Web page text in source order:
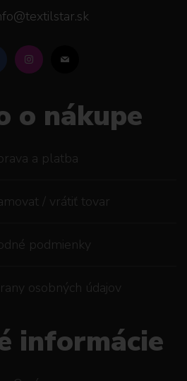
o nákupe
a platba
/ vrátiť tovar
podmienky
osobných údajov
informácie